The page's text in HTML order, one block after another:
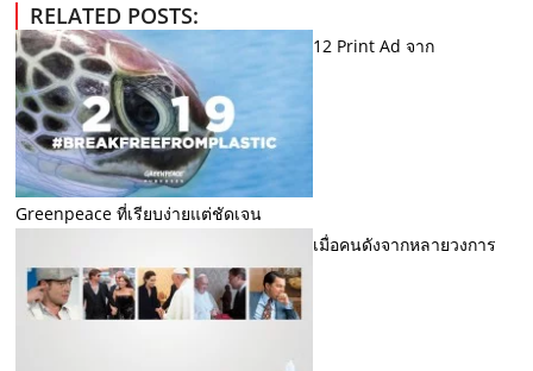
RELATED POSTS:
12 Print Ad จาก
Greenpeace ที่เรียบง่ายแต่ชัดเจน
เมื่อคนดังจากหลายวงการ